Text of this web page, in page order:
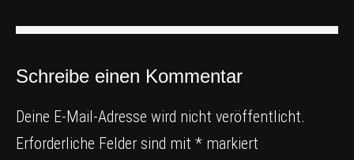
Schreibe einen Kommentar
Deine E-Mail-Adresse wird nicht veröffentlicht.
Erforderliche Felder sind mit * markiert